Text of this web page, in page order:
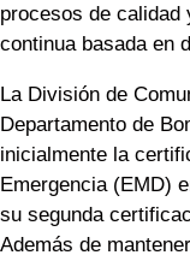
procesos de calidad
continua basada en
La División de
Departamento de
inicialmente la
Emergencia (EMD)
su segunda
Además de